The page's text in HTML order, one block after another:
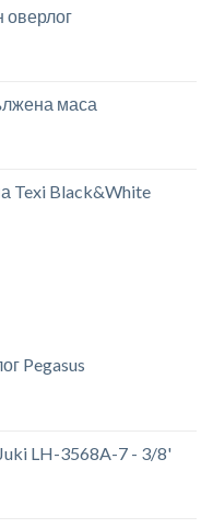
оверлог
маса
Texi Black&White
Pegasus
LH-3568A-7 - 3/8'